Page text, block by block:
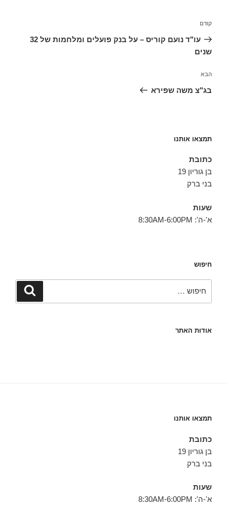
הפוסט
הקודם
קודם
עו"ד נועם קוריס – על בנק פועלים ומלחמות של 32
שנים
הפוסט
הבא
הבא
בג"צ משה שפירא
תמצאו אותנו
כתובת
בן גוריון 19
בני ברק
שעות
א'-ה': 8:30AM-6:00PM
חיפוש
חיפוש
אודות האתר
תמצאו אותנו
כתובת
בן גוריון 19
בני ברק
שעות
א'-ה': 8:30AM-6:00PM